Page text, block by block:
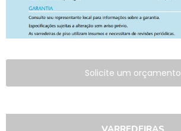
Solicite um orçamento